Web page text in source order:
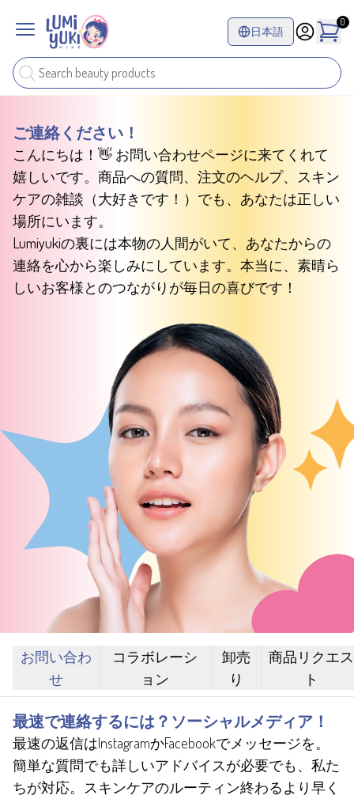
日本語
0
ご連絡ください！
こんにちは！👋 お問い合わせページに来てくれて
嬉しいです。商品への質問、注文のヘルプ、スキン
ケアの雑談（大好きです！）でも、あなたは正しい
場所にいます。
Lumiyukiの裏には本物の人間がいて、あなたからの
連絡を心から楽しみにしています。本当に、素晴ら
しいお客様とのつながりが毎日の喜びです！
お問い合わ
せ
コラボレーシ
ョン
卸売
り
商品リクエス
ト
最速で連絡するには？ソーシャルメディア！
最速の返信はInstagramかFacebookでメッセージを。
簡単な質問でも詳しいアドバイスが必要でも、私た
ちが対応。スキンケアのルーティン終わるより早く